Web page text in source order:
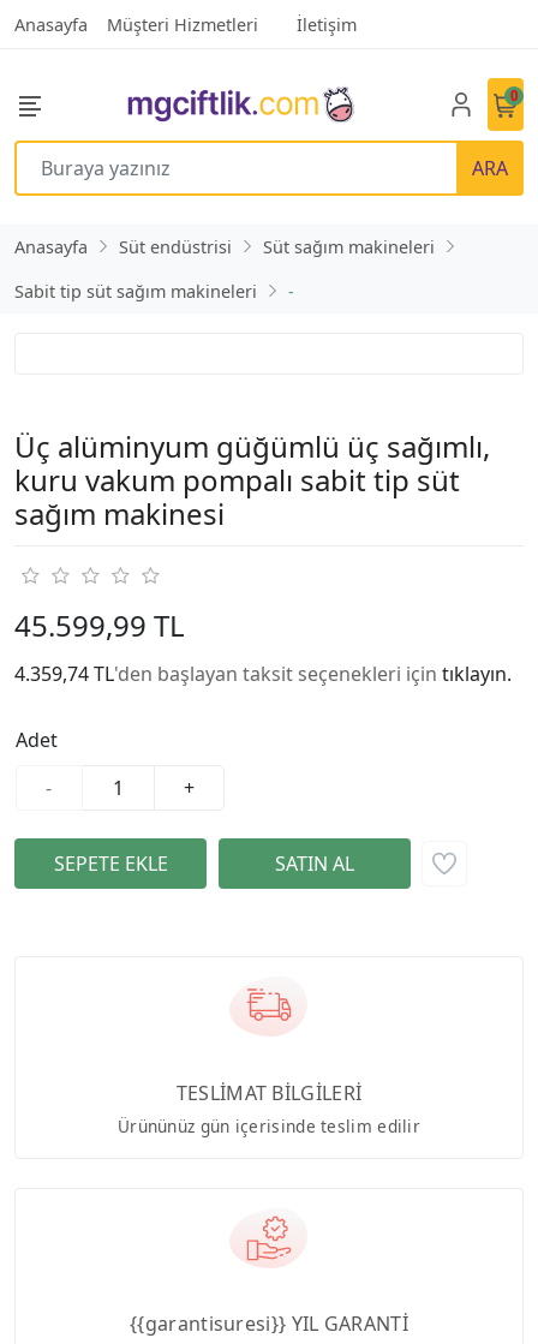
Anasayfa Müşteri Hizmetleri İletişim
ARA
0
Anasayfa Süt endüstrisi
Süt sağım makineleri
Sabit tip süt sağım makineleri
-
Üç alüminyum güğümlü üç sağımlı,
kuru vakum pompalı sabit tip süt
sağım makinesi
45.599,99 TL
4.359,74 TL'den başlayan taksit seçenekleri için tıklayın.
Adet
-
+
TESLİMAT BİLGİLERİ
Ürününüz gün içerisinde teslim edilir
{{garantisuresi}} YIL GARANTİ